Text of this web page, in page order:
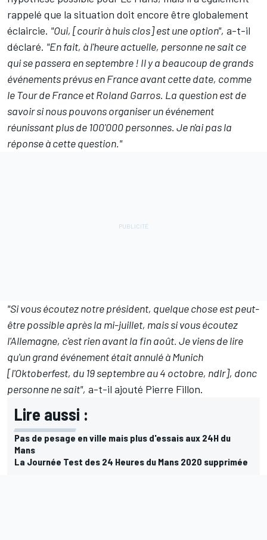
rappelé que la situation doit encore être globalement
éclaircie. "Oui, [courir à huis clos] est une option", a-t-il
déclaré. "En fait, à l'heure actuelle, personne ne sait ce
qui se passera en septembre ! Il y a beaucoup de grands
événements prévus en France avant cette date, comme
le Tour de France et Roland Garros. La question est de
savoir si nous pouvons organiser un événement
réunissant plus de 100'000 personnes. Je n'ai pas la
réponse à cette question."
"Si vous écoutez notre président, quelque chose est peut-
être possible après la mi-juillet, mais si vous écoutez
l'Allemagne, c'est rien avant la fin août. Je viens de lire
qu'un grand événement était annulé à Munich
[l'Oktoberfest, du 19 septembre au 4 octobre, ndlr], donc
personne ne sait", a-t-il ajouté Pierre Fillon.
Lire aussi :
Pas de pesage en ville mais plus d'essais aux 24H du
Mans
La Journée Test des 24 Heures du Mans 2020 supprimée